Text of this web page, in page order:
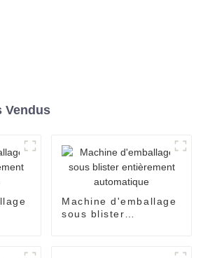
Vendus
Machine d'emballage
sous blister